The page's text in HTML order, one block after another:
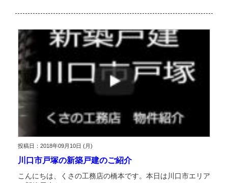
投稿日：2018年09月10日 (月)
川口市戸塚の新築戸建のご紹介
こんにちは、くさの工務店の橋本です。本日は川口市エリア